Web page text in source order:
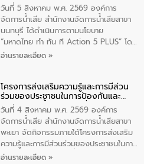
บริหารเทศบาลตำบลวัดสิงห์ ผู้นำชุมชน และ
ประชาชนในพื้นที่เทศบาลตำบลวัดสิงก์ที่มี
ส่วนได้ส่วนเสียในโครงก่อสร้างศูนย์บริหาร
จัดการคุณภาพน้ำเทศบาลตำบลวัดสิงห์
จังหวัดชัยนาท ให้การต้อนรับ
แก้ไขปัญหาน้ำเสียอย่างยั่งยืน
วันที่ 5 สิงหาคม พ.ศ. 2569 องค์การ
จัดการน้ำเสีย สำนักงานจัดการน้ำเสียสาขา
นนทบุรี ได้ดำเนินการตามนโยบาย
“มหาดไทย ทำ ทัน ที Action 5 PLUS” โดย
จัดโครงการส่งเสริมความรู้และการมีส่วน
“ชุมชนร่วมใจ น้ำใสยั่งยืน” ได้บรรยายให้
ความรู้เกี่ยวกับการจัดการน้ำเสียและการใช้
ถังดักไขมันให้แก่นักเรียนโรงเรียนวัดบ่อ
(นันทวิทยา) เทศบาลนครปากเกร็ด อำเภอ
ปากเกร็ด จังหวัดนนทบุรี จำนวน 30 คน
อ่านรายละเอียด »
โครงการส่งเสริมความรู้และการมีส่วน
ร่วมของประชาชนในการป้องกันและ
แก้ไขปัญหาน้ำเสียอย่างยั่งยืน
วันที่ 4 สิงหาคม พ.ศ. 2569 องค์การ
จัดการน้ำเสีย สำนักงานจัดการน้ำเสียสาขา
พะเยา จัดกิจกรรมภายใต้โครงการส่งเสริม
ความรู้และการมีส่วนร่วมของประชาชนในการ
ป้องกันและแก้ไขปัญหาน้ำเสียอย่างยั่งยืน
อ่านรายละเอียด »